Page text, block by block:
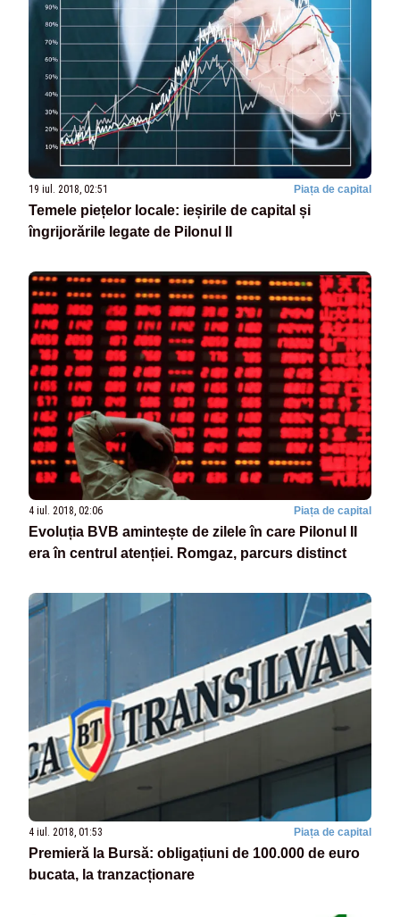
19 iul. 2018, 02:51 Piața de capital
Temele piețelor locale: ieșirile de capital și
îngrijorările legate de Pilonul II
4 iul. 2018, 02:06 Piața de capital
Evoluția BVB amintește de zilele în care Pilonul II
era în centrul atenției. Romgaz, parcurs distinct
4 iul. 2018, 01:53 Piața de capital
Premieră la Bursă: obligațiuni de 100.000 de euro
bucata, la tranzacționare